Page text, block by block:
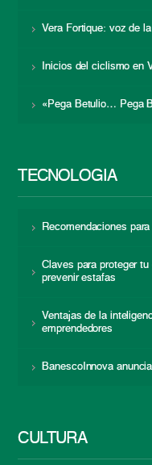
Vera Fortique: voz de
Inicios del ciclismo en
«Pega Betulio… Pega
TECNOLOGÍA
Recomendaciones
Claves para proteger
prevenir estafas
Ventajas de la
emprendedores
BanescoInnova
CULTURA